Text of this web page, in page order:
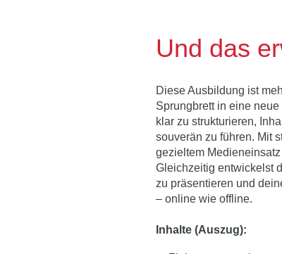
Und das
Diese Ausbildung ist
Sprungbrett in eine
klar zu strukturieren,
souverän zu führen. Mit
gezieltem
Gleichzeitig entwickelst
zu präsentieren und
– online wie offline.
Inhalte (Auszug):